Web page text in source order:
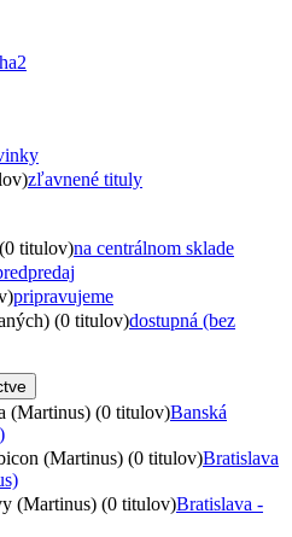
2
zľavnené tituly
titulov)na centrálnom sklade
pripravujeme
(0 titulov)dostupná (bez
(Martinus) (0 titulov)Banská
(Martinus) (0 titulov)Bratislava
(Martinus) (0 titulov)Bratislava -